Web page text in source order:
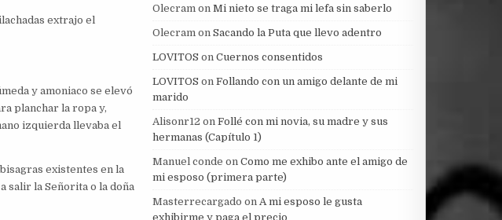
extrajo el
y amoniaco se elevó
planchar la ropa y,
izquierda llevaba el
existentes en la
salir la Señorita o la doña
Olecram onMi nieto se traga mi lefa sin saberlo
Olecram onSacando la Puta que llevo adentro
LOVITOS onCuernos consentidos
LOVITOS onFollando con un amigo delante de mi
marido
Alisonr12 onFollé con mi novia, su madre y sus
hermanas (Capítulo 1)
Manuel conde onComo me exhibo ante el amigo de
mi esposo (primera parte)
Masterrecargado on A mi esposo le gusta
exhibirme y paga el precio